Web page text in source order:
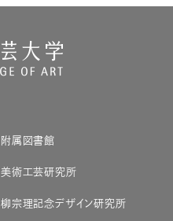
附属図書館
美術工芸研究所
柳宗理記念デザイン研究所